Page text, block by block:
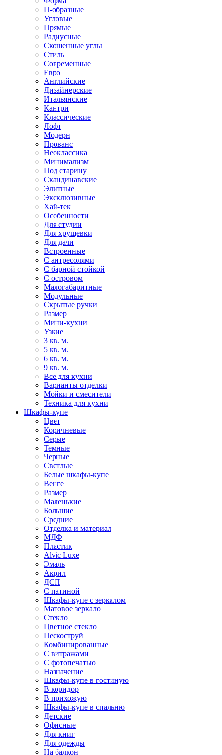
П-образные
Угловые
Прямые
Радиусные
Скошенные углы
Стиль
Современные
Евро
Английские
Дизайнерские
Итальянские
Кантри
Классические
Лофт
Модерн
Прованс
Неоклассика
Минимализм
Под старину
Скандинавские
Элитные
Эксклюзивные
Хай-тек
Особенности
Для студии
Для хрущевки
Для дачи
Встроенные
С антресолями
С барной стойкой
С островом
Малогабаритные
Модульные
Скрытые ручки
Размер
Мини-кухни
Узкие
3 кв. м.
5 кв. м.
6 кв. м.
9 кв. м.
Все для кухни
Варианты отделки
Мойки и смесители
Техника для кухни
Шкафы-купе
Цвет
Коричневые
Серые
Темные
Черные
Светлые
Белые шкафы-купе
Венге
Размер
Маленькие
Большие
Средние
Отделка и материал
МДФ
Пластик
Alvic Luxe
Эмаль
Акрил
ДСП
С патиной
Шкафы-купе с зеркалом
Матовое зеркало
Стекло
Цветное стекло
Пескоструй
Комбинированные
С витражами
С фотопечатью
Назначение
Шкафы-купе в гостиную
В коридор
В прихожую
Шкафы-купе в спальню
Детские
Офисные
Для книг
Для одежды
На балкон